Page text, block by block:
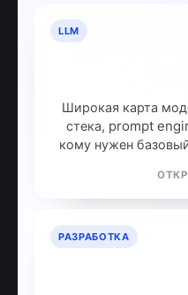
LLM
Широкая карта
стека, prompt
кому нужен
РАЗРАБОТКА